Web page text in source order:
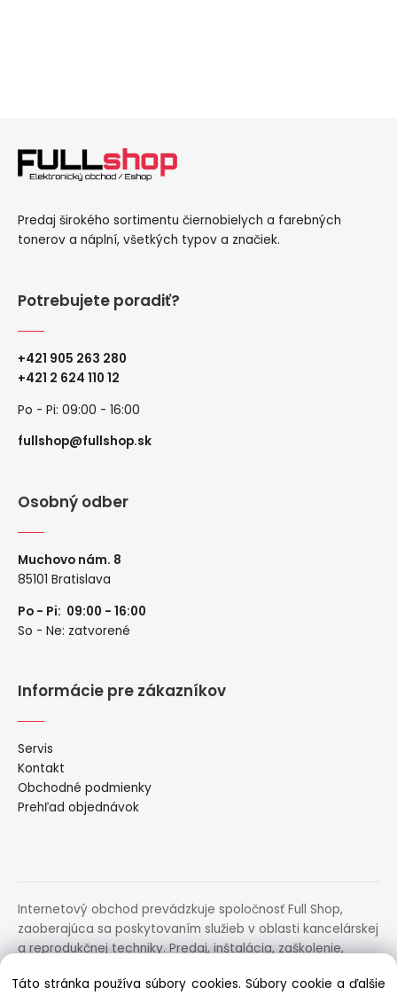
Predaj širokého sortimentu čiernobielych a farebných
tonerov a náplní, všetkých typov a značiek.
Potrebujete poradiť?
+421 905 263 280
+421 2 624 110 12
Po - Pi: 09:00 - 16:00
fullshop@fullshop.sk
Osobný odber
Muchovo nám. 8
85101 Bratislava
Po - Pi: 09:00 - 16:00
So - Ne: zatvorené
Informácie pre zákazníkov
Servis
Kontakt
Obchodné podmienky
Prehľad objednávok
Internetový obchod prevádzkuje spoločnosť Full Shop,
zaoberajúca sa poskytovaním služieb v oblasti kancelárskej
a reprodukčnej techniky. Predaj, inštalácia, zaškolenie,
zariadení.
Táto stránka používa súbory cookies. Súbory cookie a ďalšie